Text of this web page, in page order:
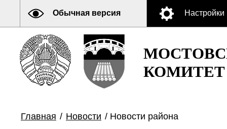
Обычная версия Настройки
КОМИТЕТ
Главная / Новости / Новости района